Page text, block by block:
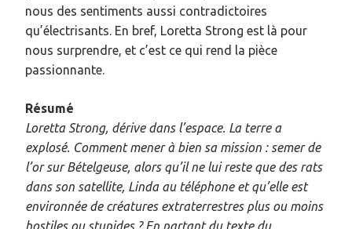
nous des sentiments aussi contradictoires
qu’électrisants. En bref, Loretta Strong est là pour
nous surprendre, et c’est ce qui rend la pièce
passionnante.
Résumé
Loretta Strong, dérive dans l’espace. La terre a
explosé. Comment mener à bien sa mission : semer de
l’or sur Bételgeuse, alors qu’il ne lui reste que des rats
dans son satellite, Linda au téléphone et qu’elle est
environnée de créatures extraterrestres plus ou moins
hostiles ou stupides ? En partant du texte du